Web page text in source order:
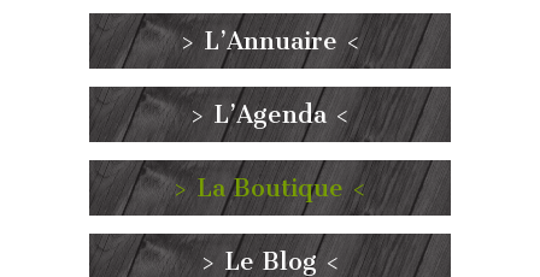
> L’Annuaire <
> L’Agenda <
> La Boutique <
> Le Blog <